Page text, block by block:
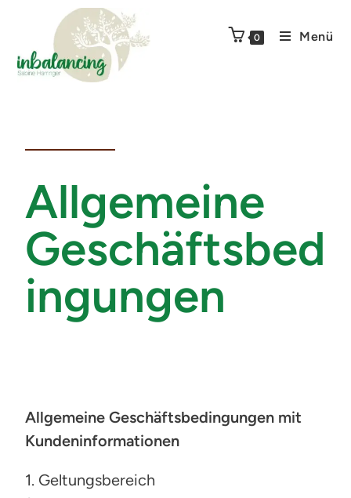
0 Menü
Allgemeine
Geschäftsbed
ingungen
Allgemeine Geschäftsbedingungen mit
Kundeninformationen
1. Geltungsbereich